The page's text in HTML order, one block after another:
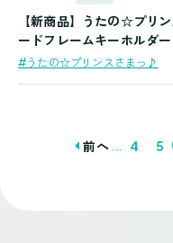
#うたの☆プリンスさまっ♪
【新商品】うたの☆プリ
ードフレームキーホルダ
前へ 4 5